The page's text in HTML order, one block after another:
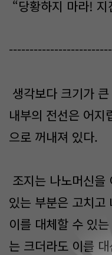
“당황하지 마라!
생각보다 크기가
내부의 전선은 어지
으로 꺼내져 있다.
조지는 나노머신을
있는 부분은 고치고
이를 대체할 수 있
는 크더라도 이를